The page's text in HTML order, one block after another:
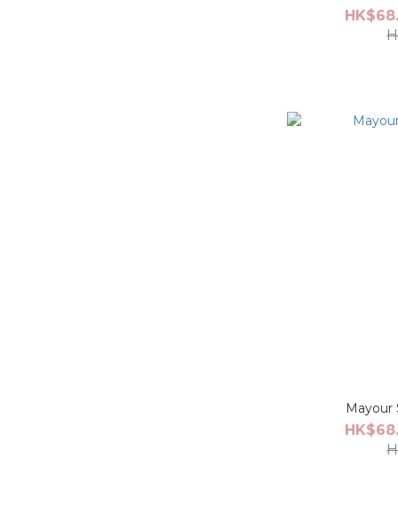
Mayour